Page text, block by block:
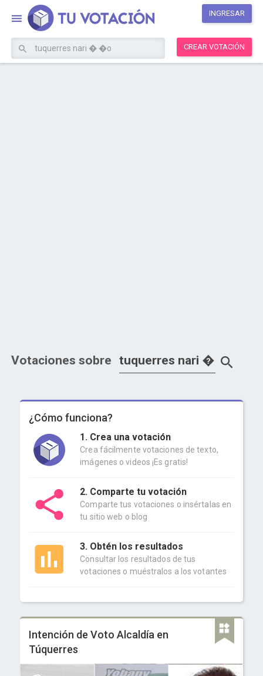
INGRESAR
CREAR VOTACIÓN
Votaciones sobre
¿Cómo funciona?
1. Crea una votación
Crea fácilmente votaciones de texto,
imágenes o videos ¡Es gratis!
2. Comparte tu votación
Comparte tus votaciones o insértalas en
tu sitio web o blog
3. Obtén los resultados
Consultar los resultados de tus
votaciones o muéstralos a los votantes
Intención de Voto Alcaldía en
Túquerres